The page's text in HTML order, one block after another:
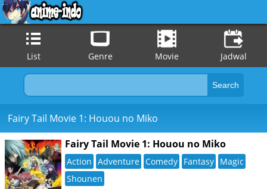
List Genre Movie Jadwal
Fairy Tail Movie 1: Houou no Miko
Fairy Tail Movie 1: Houou no Miko
Action Adventure Comedy Fantasy Magic
Shounen